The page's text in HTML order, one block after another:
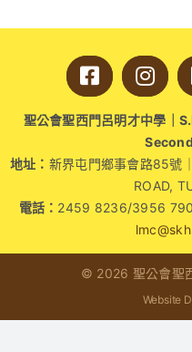
明才人成長階梯
教師專業社群
學生成就與學
我們的聯繫
入學資訊
下載區
聖公會聖西門呂明才中學｜
地址： 新界屯門鄉事會路85號
ROAD,
電話： 2459 8236/3956
© 2026 聖公會聖
Website